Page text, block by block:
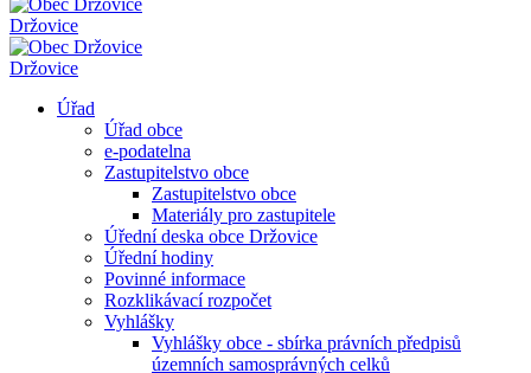
Držovice
Držovice
Úřad
Úřad obce
e-podatelna
Zastupitelstvo obce
Zastupitelstvo obce
Materiály pro zastupitele
Úřední deska obce Držovice
Úřední hodiny
Povinné informace
Rozklikávací rozpočet
Vyhlášky
Vyhlášky obce - sbírka právních předpisů
územních samosprávných celků